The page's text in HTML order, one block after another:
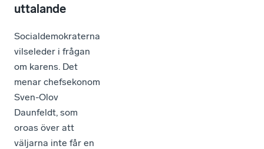
uttalande
Socialdemokraterna
vilseleder i frågan
om karens. Det
menar chefsekonom
Sven-Olov
Daunfeldt, som
oroas över att
väljarna inte får en